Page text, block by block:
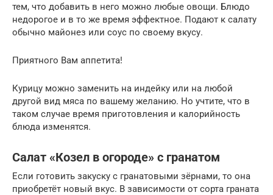
тем, что добавить в него можно любые овощи. Блюдо
недорогое и в то же время эффектное. Подают к салату
обычно майонез или соус по своему вкусу.
Приятного Вам аппетита!
Курицу можно заменить на индейку или на любой
другой вид мяса по вашему желанию. Но учтите, что в
таком случае время приготовления и калорийность
блюда изменятся.
Салат «Козел в огороде» с гранатом
Если готовить закуску с гранатовыми зёрнами, то она
приобретёт новый вкус. В зависимости от сорта граната